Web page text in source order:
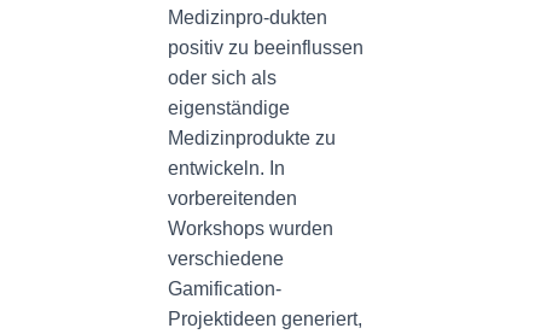
Medizinpro-dukten
positiv zu beeinflussen
oder sich als
eigenständige
Medizinprodukte zu
entwickeln. In
vorbereitenden
Workshops wurden
verschiedene
Gamification-
Projektideen generiert,